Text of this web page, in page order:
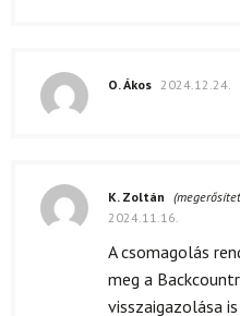
O. Ákos 2024.12.24.
K. Zoltán
2024.11.16.
A csomagolás
meg a
visszaigazolása